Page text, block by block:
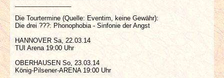
Die Tourtermine (Quelle: Eventim, keine Gewähr):
Die drei ???: Phonophobia - Sinfonie der Angst
HANNOVER Sa, 22.03.14
TUI Arena 19:00 Uhr
OBERHAUSEN So, 23.03.14
König-Pilsener-ARENA 19:00 Uhr